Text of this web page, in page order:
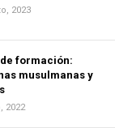
2023
formación:
musulmanas y
2022